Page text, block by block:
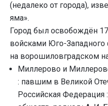
(недалеко от города),
яма».
Город был освобождён
войсками Юго-Западного
на ворошиловградском
Миллерово и
: павшим в Великой
Российская Федерация